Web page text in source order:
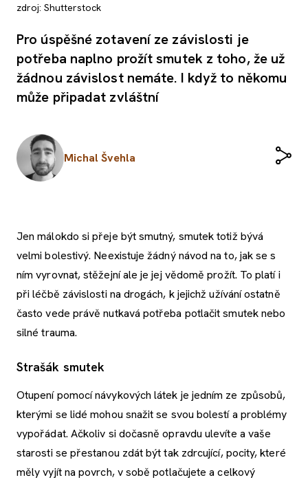
zdroj: Shutterstock
Pro úspěšné zotavení ze závislosti je
potřeba naplno prožít smutek z toho, že už
žádnou závislost nemáte. I když to někomu
může připadat zvláštní
Michal Švehla
Jen málokdo si přeje být smutný, smutek totiž bývá
velmi bolestivý. Neexistuje žádný návod na to, jak se s
ním vyrovnat, stěžejní ale je jej vědomě prožít. To platí i
při léčbě závislosti na drogách, k jejichž užívání ostatně
často vede právě nutkavá potřeba potlačit smutek nebo
silné trauma.
Strašák smutek
Otupení pomocí návykových látek je jedním ze způsobů,
kterými se lidé mohou snažit se svou bolestí a problémy
vypořádat. Ačkoliv si dočasně opravdu ulevíte a vaše
starosti se přestanou zdát být tak zdrcující, pocity, které
měly vyjít na povrch, v sobě potlačujete a celkový